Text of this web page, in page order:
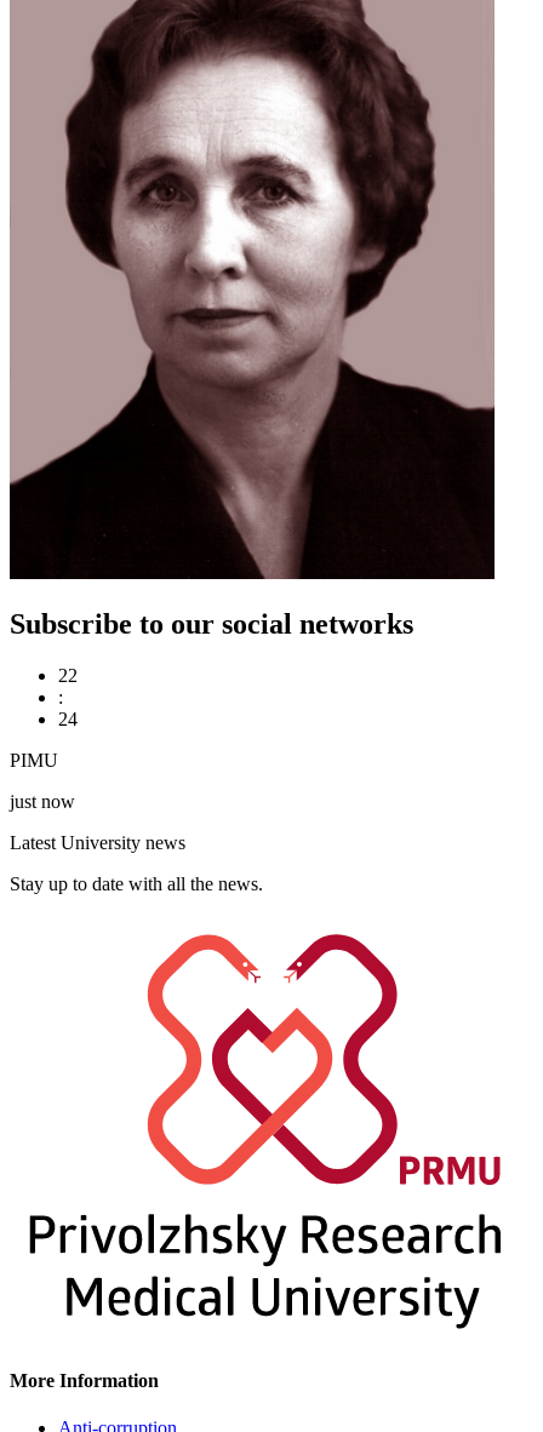
Subscribe to our social networks
22
:
24
PIMU
just now
Latest University news
Stay up to date with all the news.
More Information